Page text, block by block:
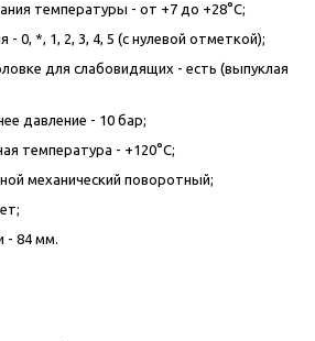
температуры - от +7 до +28°C;
- 0, *, 1, 2, 3, 4, 5 (с нулевой отметкой);
для слабовидящих - есть (выпуклая
давление - 10 бар;
температура - +120°C;
механический поворотный;
- 84 мм.